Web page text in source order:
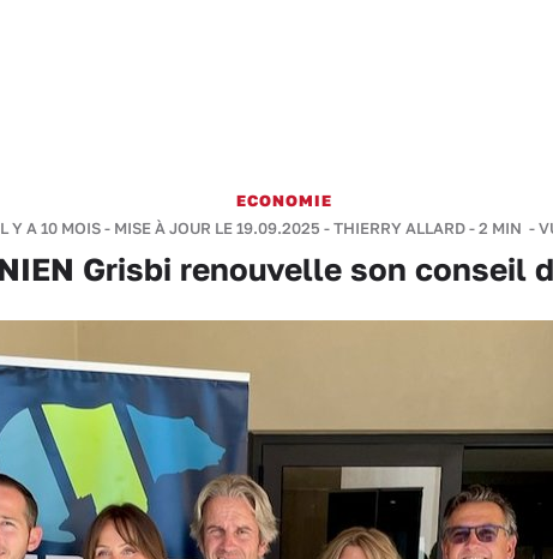
ECONOMIE
Y A 10 MOIS - MISE À JOUR LE 19.09.2025 -THIERRY ALLARD-2 MIN -
Grisbi renouvelle son conseil